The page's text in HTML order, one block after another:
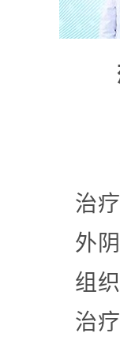
治
外
组
治